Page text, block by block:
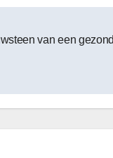
van een